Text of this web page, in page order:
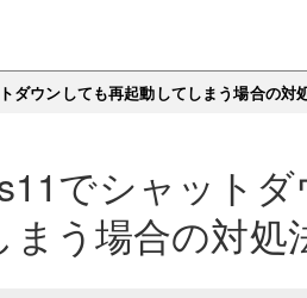
ダウンしても再起動してしまう場合の対
でシャット
う場合の対処